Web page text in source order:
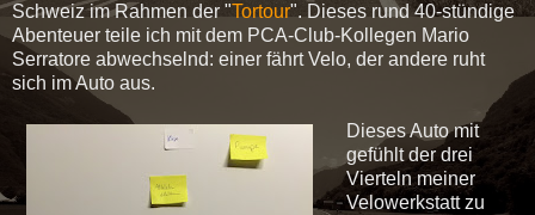
Schweiz im Rahmen der "Tortour". Dieses rund 40-stündige
Abenteuer teile ich mit dem PCA-Club-Kollegen Mario
Serratore abwechselnd: einer fährt Velo, der andere ruht
sich im Auto aus.
Dieses Auto mit
gefühlt der drei
Vierteln meiner
Velowerkstatt zu